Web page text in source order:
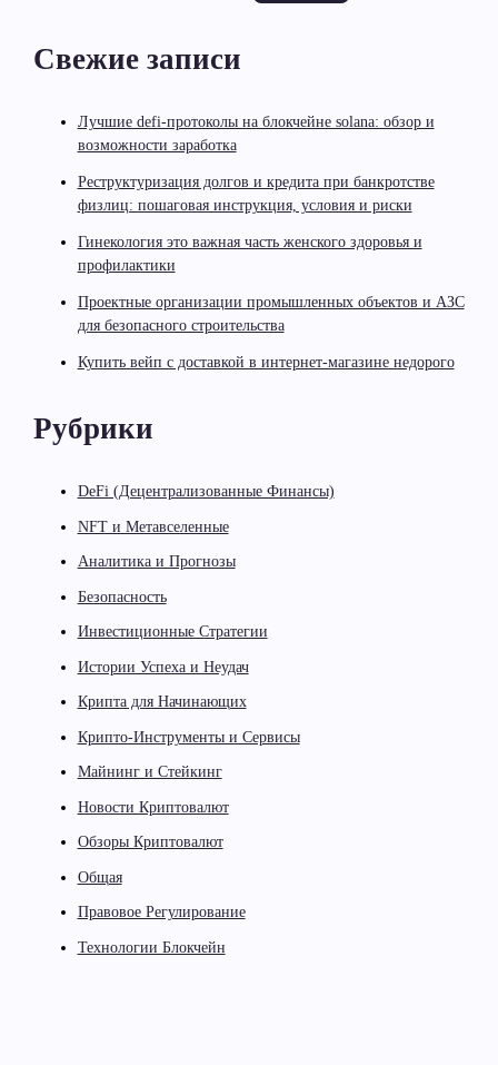
Свежие записи
Лучшие defi-протоколы на блокчейне solana: обзор и
возможности заработка
Реструктуризация долгов и кредита при банкротстве
физлиц: пошаговая инструкция, условия и риски
Гинекология это важная часть женского здоровья и
профилактики
Проектные организации промышленных объектов и АЗС
для безопасного строительства
Купить вейп с доставкой в интернет-магазине недорого
Рубрики
DeFi (Децентрализованные Финансы)
NFT и Метавселенные
Аналитика и Прогнозы
Безопасность
Инвестиционные Стратегии
Истории Успеха и Неудач
Крипта для Начинающих
Крипто-Инструменты и Сервисы
Майнинг и Стейкинг
Новости Криптовалют
Обзоры Криптовалют
Общая
Правовое Регулирование
Технологии Блокчейн